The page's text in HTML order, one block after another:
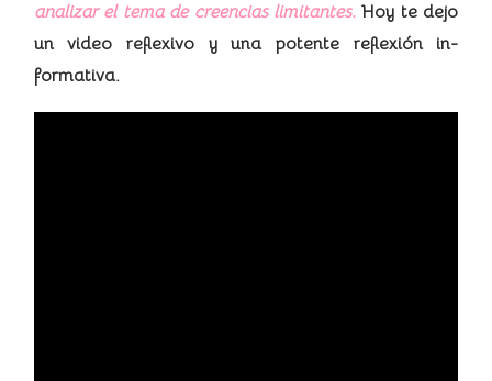
analizar el tema de creencias limitantes. Hoy te dejo
un video reflexivo y una potente reflexión in-
formativa.